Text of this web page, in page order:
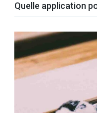
Quelle application